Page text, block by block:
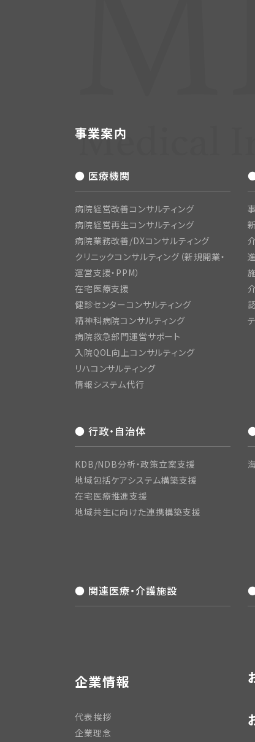
事業案内
● 医療機関
病院経営改善コンサルティング
病院経営再生コンサルティング
病院業務改善/DXコンサルティング
クリニックコンサルティング（新規開業・
運営支援・PPM）
在宅医療支援
健診センターコンサルティング
精神科病院コンサルティング
病院救急部門運営サポート
入院QOL向上コンサルティング
リハコンサルティング
情報システム代行
● 行政・自治体
KDB/NDB分析・政策立案支援
地域包括ケアシステム構築支援
在宅医療推進支援
地域共生に向けた連携構築支援
● 関連医療・介護施設
企業情報
代表挨拶
企業理念